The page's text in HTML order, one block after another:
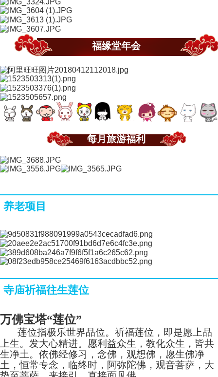
福缘堂年会
每月旅游福利
养老项目
寺庙祈福往生莲位
万佛宝塔“莲位”
莲位指极乐世界品位。祈福莲位，即是愿上品
上生。发大心精进。愿利益众生，教化众生，皆共
生净土。依佛经修习，念佛，观想佛，愿生佛净
土，恒常专念，临终时，阿弥陀佛，观音菩萨，大